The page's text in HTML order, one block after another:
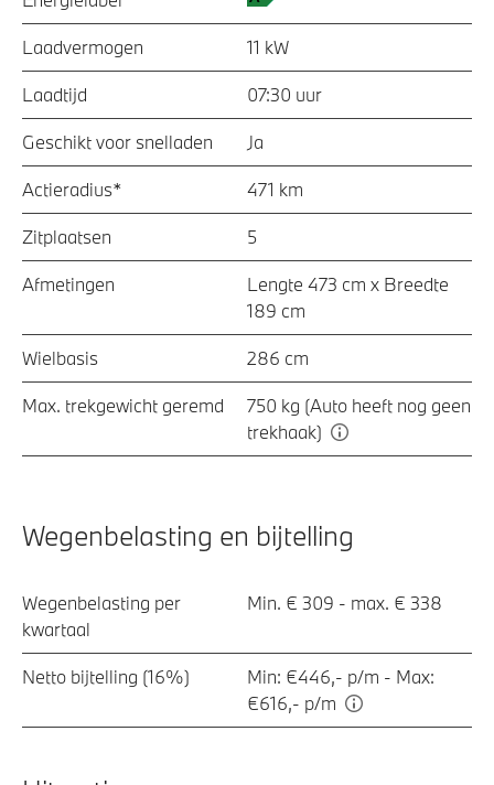
Laadvermogen 11 kW
Laadtijd 07:30 uur
Geschikt voor snelladen Ja
Actieradius* 471 km
Zitplaatsen 5
Afmetingen
Lengte 473 cm x Breedte
189 cm
Wielbasis 286 cm
Max. trekgewicht geremd
750 kg (Auto heeft nog geen
trekhaak)
Wegenbelasting en bijtelling
Wegenbelasting per
kwartaal
Min. € 309 - max. € 338
Netto bijtelling (16%)
Min: €446,- p/m - Max:
€616,- p/m